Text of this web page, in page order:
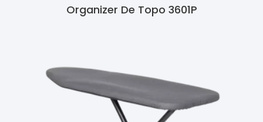
Organizer De Topo 3601P